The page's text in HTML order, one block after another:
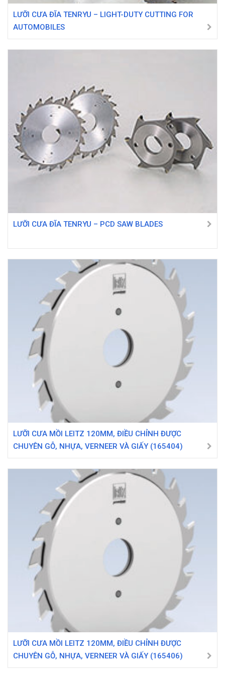
LƯỠI CƯA ĐĨA TENRYU – LIGHT-DUTY CUTTING FOR
AUTOMOBILES
LƯỠI CƯA ĐĨA TENRYU – PCD SAW BLADES
LƯỠI CƯA MỒI LEITZ 120MM, ĐIỀU CHỈNH ĐƯỢC
CHUYÊN GỖ, NHỰA, VERNEER VÀ GIẤY (165404)
LƯỠI CƯA MỒI LEITZ 120MM, ĐIỀU CHỈNH ĐƯỢC
CHUYÊN GỖ, NHỰA, VERNEER VÀ GIẤY (165406)